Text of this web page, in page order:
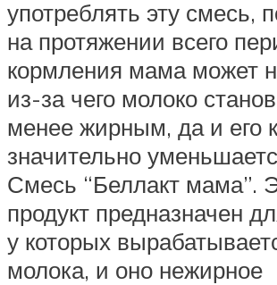
употреблять эту смесь,
на протяжении всего
кормления мама может
из-за чего молоко
менее жирным, да и его
значительно
Смесь “Беллакт мама”.
продукт предназначен
у которых
молока, и оно нежирное